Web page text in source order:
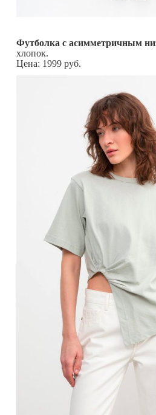
Футболка с асимметричным
хлопок.
Цена: 1999 руб.